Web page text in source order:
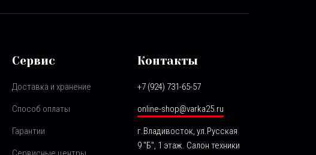
Сервис
Доставка и хранение
Способ оплаты
Гарантии
Контакты
+7 (924) 731-65-57
online-shop@varka25.ru
г.Владивосток, ул.Русская
9 "Б", 1 этаж. Салон техники